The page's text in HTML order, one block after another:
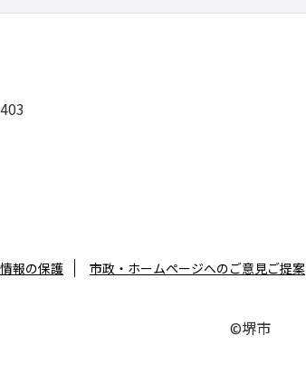
報の保護 市政・ホームページへのご意見ご提案
©堺市